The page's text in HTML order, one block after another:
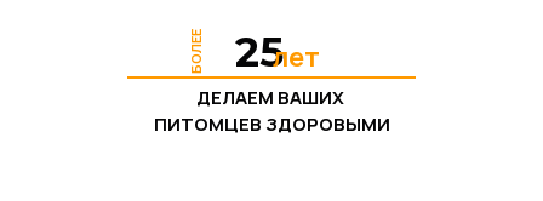
БОЛЕЕ лет
25
ДЕЛАЕМ ВАШИХ
ПИТОМЦЕВ ЗДОРОВЫМИ